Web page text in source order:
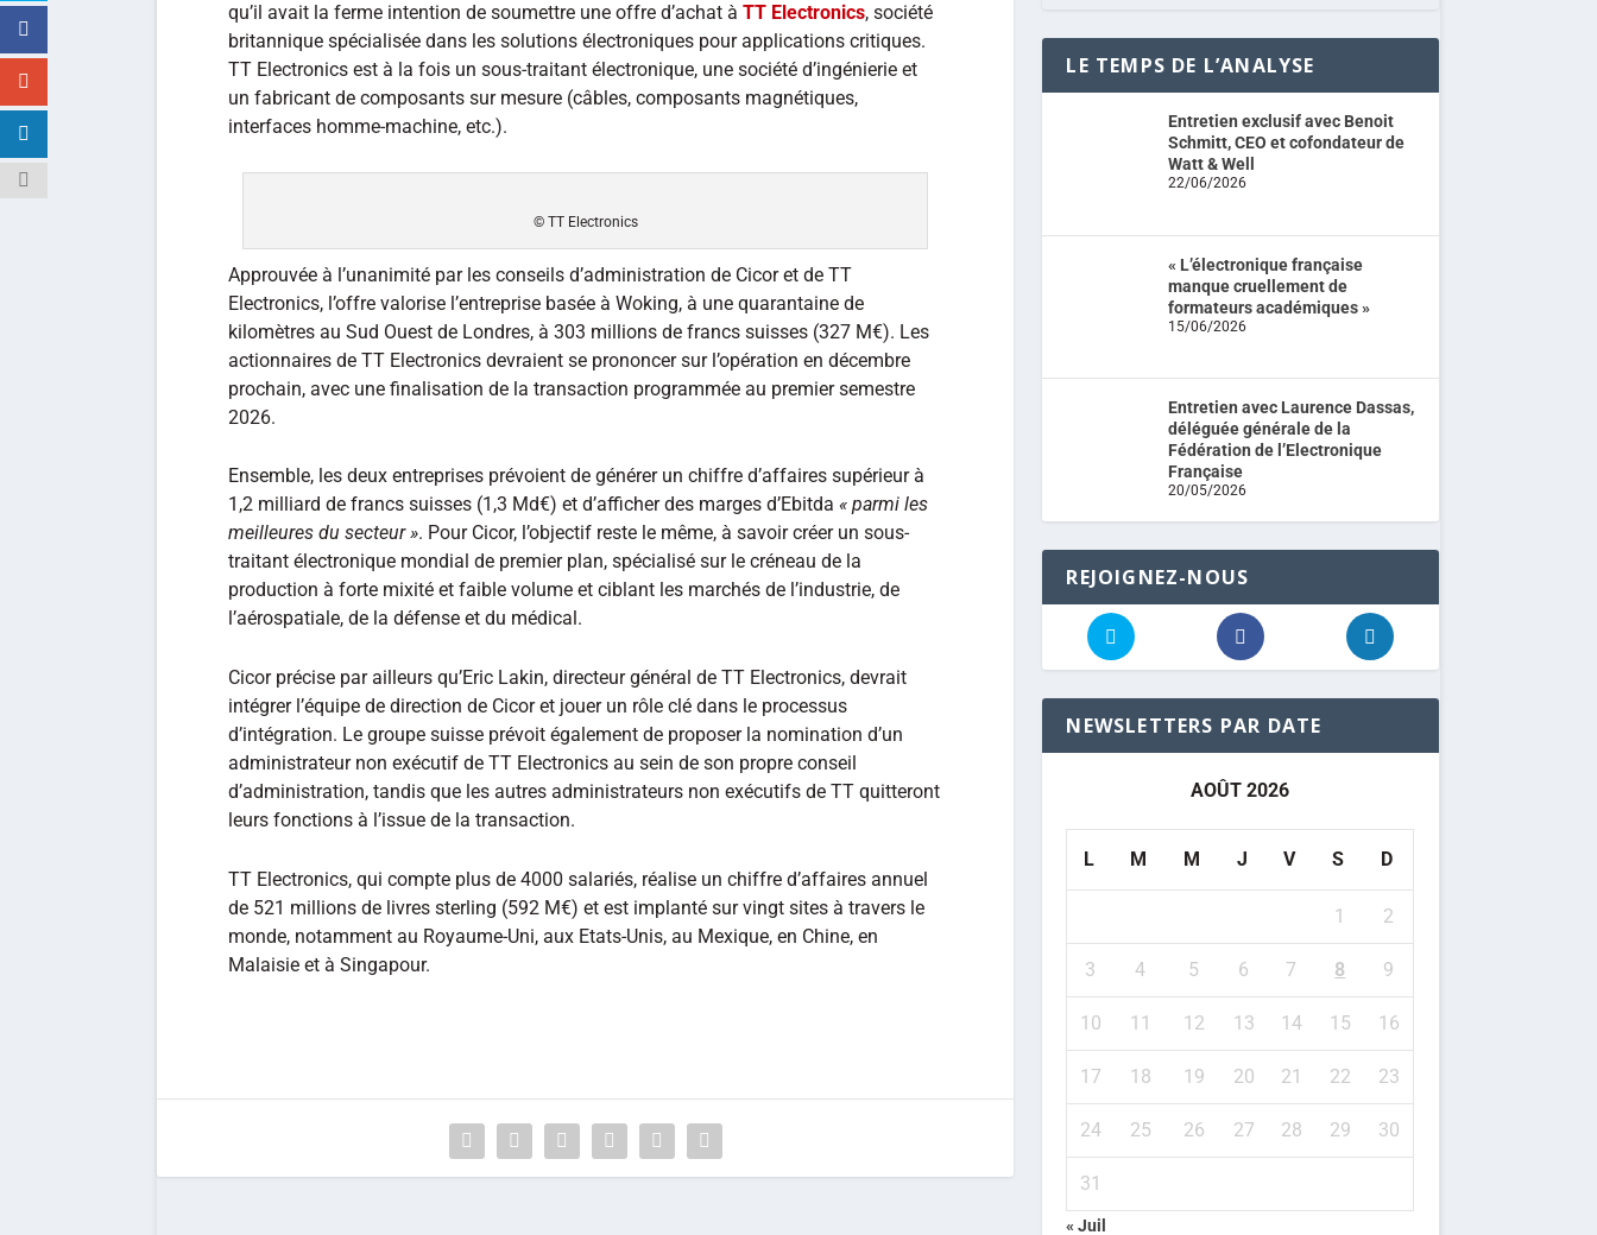
qu’il avait la ferme intention de soumettre une offre d’achat à TT Electronics, société
britannique spécialisée dans les solutions électroniques pour applications critiques.
TT Electronics est à la fois un sous-traitant électronique, une société d’ingénierie et
un fabricant de composants sur mesure (câbles, composants magnétiques,
interfaces homme-machine, etc.).
© TT Electronics
Approuvée à l’unanimité par les conseils d’administration de Cicor et de TT
Electronics, l’offre valorise l’entreprise basée à Woking, à une quarantaine de
kilomètres au Sud Ouest de Londres, à 303 millions de francs suisses (327 M€). Les
actionnaires de TT Electronics devraient se prononcer sur l’opération en décembre
prochain, avec une finalisation de la transaction programmée au premier semestre
2026.
Ensemble, les deux entreprises prévoient de générer un chiffre d’affaires supérieur à
1,2 milliard de francs suisses (1,3 Md€) et d’afficher des marges d’Ebitda « parmi les
meilleures du secteur ». Pour Cicor, l’objectif reste le même, à savoir créer un sous-
traitant électronique mondial de premier plan, spécialisé sur le créneau de la
production à forte mixité et faible volume et ciblant les marchés de l’industrie, de
l’aérospatiale, de la défense et du médical.
Cicor précise par ailleurs qu’Eric Lakin, directeur général de TT Electronics, devrait
intégrer l’équipe de direction de Cicor et jouer un rôle clé dans le processus
d’intégration. Le groupe suisse prévoit également de proposer la nomination d’un
administrateur non exécutif de TT Electronics au sein de son propre conseil
d’administration, tandis que les autres administrateurs non exécutifs de TT quitteront
leurs fonctions à l’issue de la transaction.
TT Electronics, qui compte plus de 4000 salariés, réalise un chiffre d’affaires annuel
de 521 millions de livres sterling (592 M€) et est implanté sur vingt sites à travers le
monde, notamment au Royaume-Uni, aux Etats-Unis, au Mexique, en Chine, en
Malaisie et à Singapour.
LE TEMPS DE L’ANALYSE
Entretien exclusif avec Benoit
Schmitt, CEO et cofondateur de
Watt & Well
22/06/2026
« L’électronique française
manque cruellement de
formateurs académiques »
15/06/2026
Entretien avec Laurence Dassas,
déléguée générale de la
Fédération de l’Electronique
Française
20/05/2026
REJOIGNEZ-NOUS
NEWSLETTERS PAR DATE
AOÛT 2026
L M M J V S D
1 2
3 4 5 6 7 8 9
10 11 12 13 14 15 16
17 18 19 20 21 22 23
24 25 26 27 28 29 30
31
« Juil